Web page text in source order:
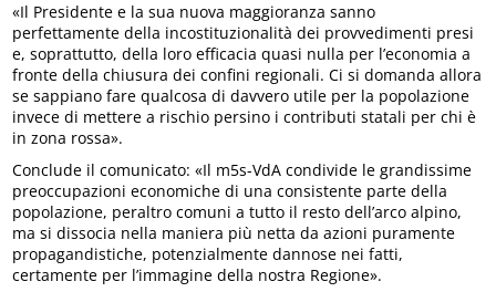
«Il Presidente e la sua nuova maggioranza sanno
perfettamente della incostituzionalità dei provvedimenti presi
e, soprattutto, della loro efficacia quasi nulla per l’economia a
fronte della chiusura dei confini regionali. Ci si domanda allora
se sappiano fare qualcosa di davvero utile per la popolazione
invece di mettere a rischio persino i contributi statali per chi è
in zona rossa».
Conclude il comunicato: «Il m5s-VdA condivide le grandissime
preoccupazioni economiche di una consistente parte della
popolazione, peraltro comuni a tutto il resto dell’arco alpino,
ma si dissocia nella maniera più netta da azioni puramente
propagandistiche, potenzialmente dannose nei fatti,
certamente per l’immagine della nostra Regione».